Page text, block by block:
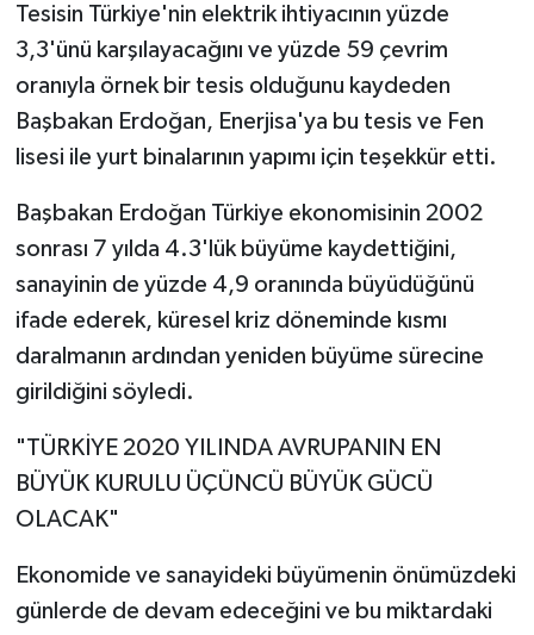
Tesisin Türkiye'nin elektrik ihtiyacının yüzde
3,3'ünü karşılayacağını ve yüzde 59 çevrim
oranıyla örnek bir tesis olduğunu kaydeden
Başbakan Erdoğan, Enerjisa'ya bu tesis ve Fen
lisesi ile yurt binalarının yapımı için teşekkür etti.
Başbakan Erdoğan Türkiye ekonomisinin 2002
sonrası 7 yılda 4.3'lük büyüme kaydettiğini,
sanayinin de yüzde 4,9 oranında büyüdüğünü
ifade ederek, küresel kriz döneminde kısmı
daralmanın ardından yeniden büyüme sürecine
girildiğini söyledi.
"TÜRKİYE 2020 YILINDA AVRUPANIN EN
BÜYÜK KURULU ÜÇÜNCÜ BÜYÜK GÜCÜ
OLACAK"
Ekonomide ve sanayideki büyümenin önümüzdeki
günlerde de devam edeceğini ve bu miktardaki